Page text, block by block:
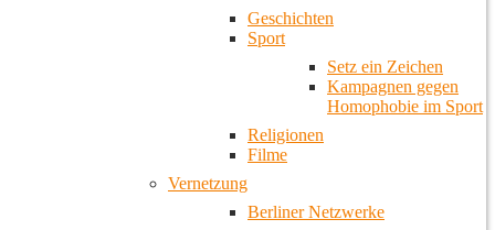
Geschichten
Sport
Setz ein Zeichen
Kampagnen gegen
Homophobie im Sport
Religionen
Filme
Vernetzung
Berliner Netzwerke